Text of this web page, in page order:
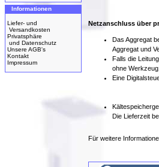
Informationen
Liefer- und
Versandkosten
Privatsphäre
und Datenschutz
Unsere AGB's
Kontakt
Impressum
Netzanschluss über
Das Aggregat
Aggregat und
Falls die
ohne
Eine
Die Lieferzeit
Für weitere